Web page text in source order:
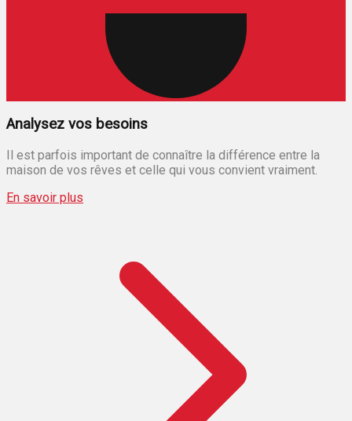
Analysez vos besoins
Il est parfois important de connaître la différence entre la
maison de vos rêves et celle qui vous convient vraiment.
En savoir plus